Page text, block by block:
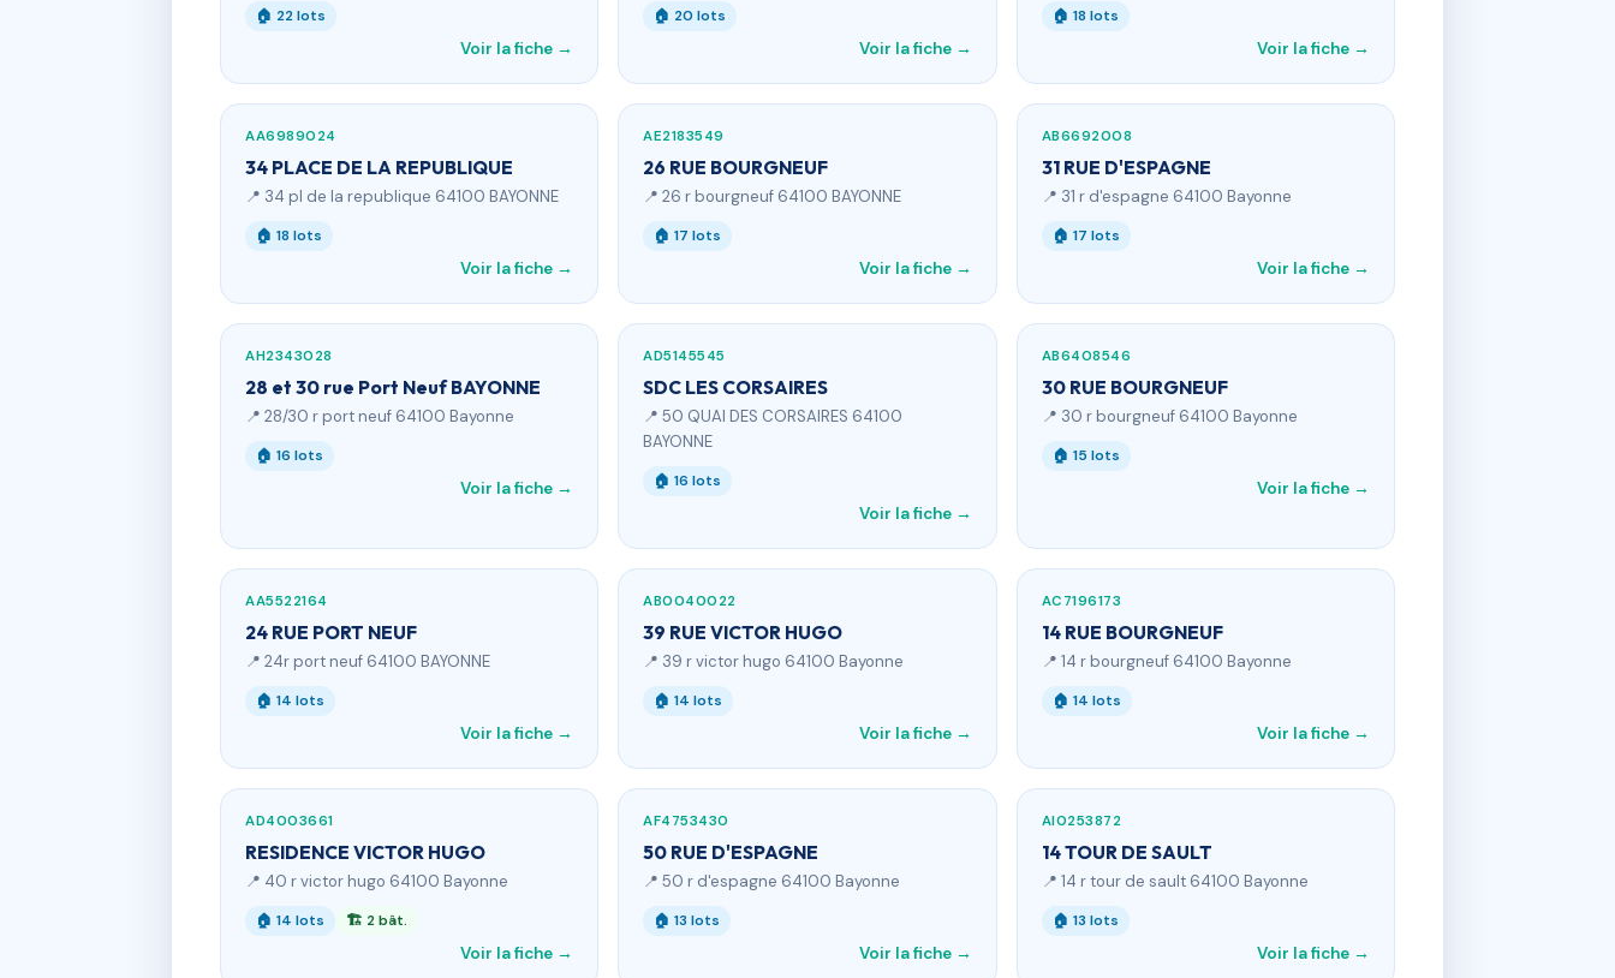
🏠 22 lots
Voir la fiche →
🏠 20 lots
Voir la fiche →
🏠 18 lots
Voir la fiche →
AA6989024
34 PLACE DE LA REPUBLIQUE
📍 34 pl de la republique 64100 BAYONNE
🏠 18 lots
Voir la fiche →
AE2183549
26 RUE BOURGNEUF
📍 26 r bourgneuf 64100 BAYONNE
🏠 17 lots
Voir la fiche →
AB6692008
31 RUE D'ESPAGNE
📍 31 r d'espagne 64100 Bayonne
🏠 17 lots
Voir la fiche →
AH2343028
28 et 30 rue Port Neuf BAYONNE
📍 28/30 r port neuf 64100 Bayonne
🏠 16 lots
Voir la fiche →
AD5145545
SDC LES CORSAIRES
📍 50 QUAI DES CORSAIRES 64100
BAYONNE
🏠 16 lots
Voir la fiche →
AB6408546
30 RUE BOURGNEUF
📍 30 r bourgneuf 64100 Bayonne
🏠 15 lots
Voir la fiche →
AA5522164
24 RUE PORT NEUF
📍 24r port neuf 64100 BAYONNE
🏠 14 lots
Voir la fiche →
AB0040022
39 RUE VICTOR HUGO
📍 39 r victor hugo 64100 Bayonne
🏠 14 lots
Voir la fiche →
AC7196173
14 RUE BOURGNEUF
📍 14 r bourgneuf 64100 Bayonne
🏠 14 lots
Voir la fiche →
AD4003661
RESIDENCE VICTOR HUGO
📍 40 r victor hugo 64100 Bayonne
🏠 14 lots 🏗 2 bât.
Voir la fiche →
AF4753430
50 RUE D'ESPAGNE
📍 50 r d'espagne 64100 Bayonne
🏠 13 lots
Voir la fiche →
AI0253872
14 TOUR DE SAULT
📍 14 r tour de sault 64100 Bayonne
🏠 13 lots
Voir la fiche →